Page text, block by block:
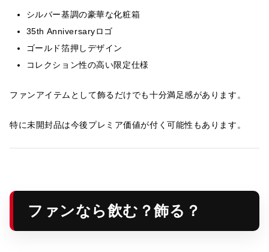
シルバー基調の豪華な化粧箱
35th Anniversaryロゴ
ゴールド箔押しデザイン
コレクション性の高い限定仕様
ファンアイテムとして飾るだけでも十分満足感があります。
特に未開封品は今後プレミア価値が付く可能性もあります。
ファンなら飲む？飾る？